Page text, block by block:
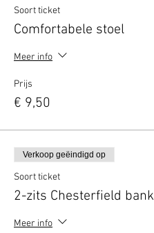
Soort ticket
Comfortabele stoel
Meer info
Prijs
€ 9,50
Verkoop geëindigd op
Soort ticket
2-zits Chesterfield bank
Meer info